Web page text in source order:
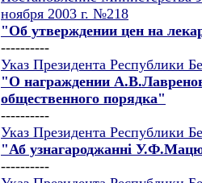
ноября 2003 г. №218
"Об утверждении цен на
----------
Указ Президента Республики
"О награждении
общественного порядка"
----------
Указ Президента Республики
"Аб узнагароджаннi
----------